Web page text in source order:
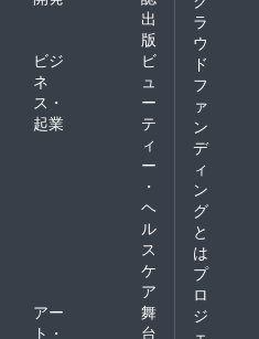
出
版
ビジ
ネ
ス・
起業
ビ
ュ
ー
テ
ィ
ー
・
ヘ
ル
ス
ケ
ア
アー
ト・
舞
台
ラ
ウ
ド
フ
ァ
ン
デ
ィ
ン
グ
と
は
プ
ロ
ジ